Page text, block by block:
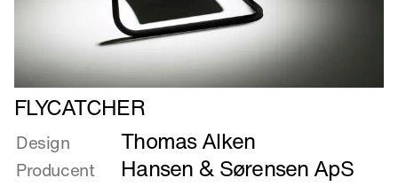
Læs
mere
om
FLYCATCHER
FLYCATCHER
Design Thomas Alken
Producent Hansen & Sørensen ApS